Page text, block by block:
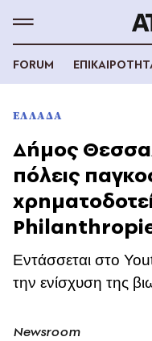
FORUM
ΕΛΛΑΔΑ
Δήμος
πόλεις
Εντάσσεται στο
την ενίσχυση της
Newsroom